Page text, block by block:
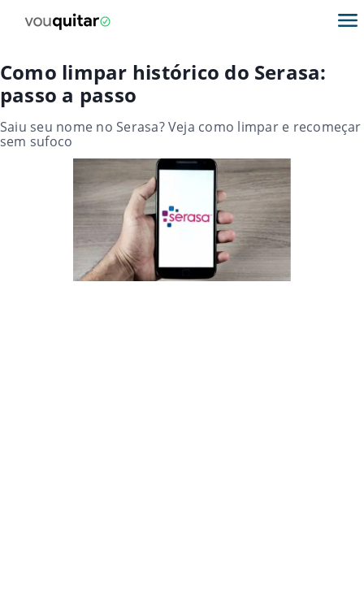
Como limpar histórico do Serasa:
passo a passo
Saiu seu nome no Serasa? Veja como limpar e recomeçar
sem sufoco